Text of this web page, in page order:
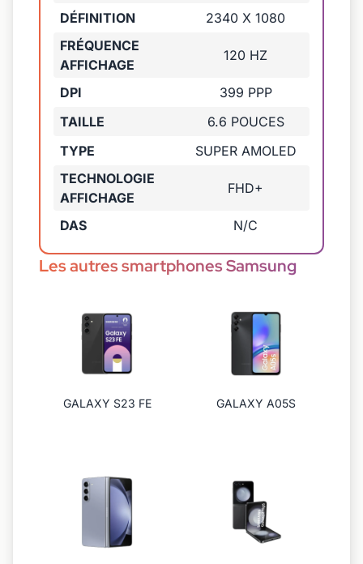
DÉFINITION
2340 X 1080
FRÉQUENCE
AFFICHAGE
120 HZ
DPI
399 PPP
TAILLE
6.6 POUCES
TYPE
SUPER AMOLED
TECHNOLOGIE
AFFICHAGE
FHD+
DAS N/C
Les autres smartphones Samsung
GALAXY S23 FE GALAXY A05S